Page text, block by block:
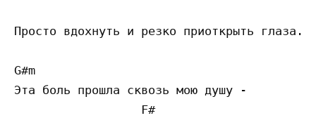
Просто вдохнуть и резко приоткрыть глаза.
G#m
Эта боль прошла сквозь мою душу -